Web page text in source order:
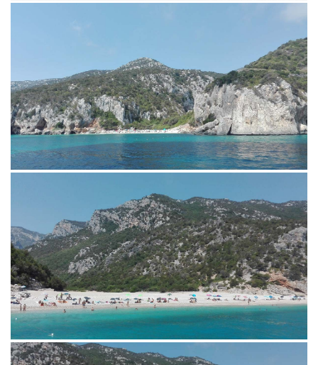
posti auto sempre liberi e
gratuiti. Si respira un'aria
salubre, nel silenzio e nella
tranquillità più assoluti ed
ogni meta del Golfo di Orosei
è a breve distanza. Vacanze
distensive nel mare più bello
d'Italia per periodi minimi di
una settimana. Per
www.calagononevacanze.org
info@calagononevacanze.org
L'appartamento al primo
piano ha una camera da letto
matrimoniale, una cucina-
living ed un bagno. Inoltre la
grande terrazza consente di
mangiare all'aperto con una
splendida vista mare.
Tutti e due gli appartamenti
sono dotati di lavatrice e di
tutti i confort. Lenzuola,
ferro ed asse da stiro, phone,
vengono forniti dalla
proprietà.
Verrete accolti con gentilezza
e disponibilità facendovi
sentire come in famiglia.
I proprietari sono a vostra
disposizione per qualunque
necessità e per indicazioni e
consigli su spiagge, luoghi di
interesse naturalistico,
tradizioni locali ed
enogastonomia.